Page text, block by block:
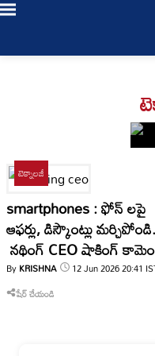
LIVE
TV
తాజా
టెక్నాలజీ
smartphones : ఫోన్ లపై
ఆఫర్లు, డిస్కౌంట్లు
నథింగ్ CEO షాకింగ్
ByKRISHNA 12 Jun 202620:41
షేర్ చేయండి